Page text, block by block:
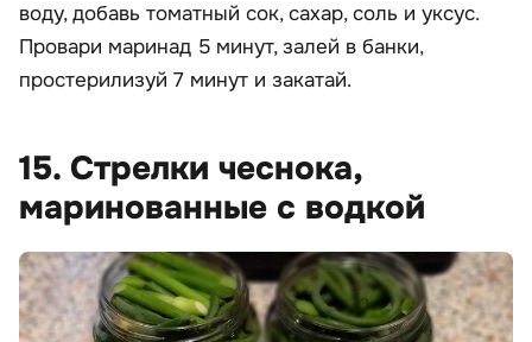
воду, добавь томатный сок, сахар, соль и уксус.
Провари маринад 5 минут, залей в банки,
простерилизуй 7 минут и закатай.
15. Стрелки чеснока,
маринованные с водкой